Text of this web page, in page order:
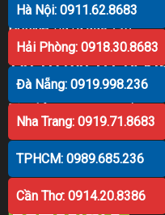
Hotline: 0919.998.236
TẠI TP RẠCH GIÁ
Địa chỉ:P30 Căn 07 Trần
Hòa, TP. Rạch Giá, Kiên
Hotline: 0919.998.236
Hà Nội: 0911.62.8683
Hải Phòng: 0918.30.8683
Đà Nẵng: 0919.998.236
Nha Trang: 0919.71.8683
TPHCM: 0989.685.236
Cần Thơ: 0914.20.8386